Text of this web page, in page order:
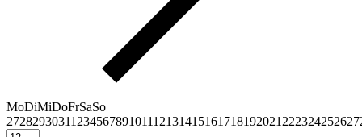
MoDiMiDoFrSaSo
2728293031123456789101112131415161718192021222324252627